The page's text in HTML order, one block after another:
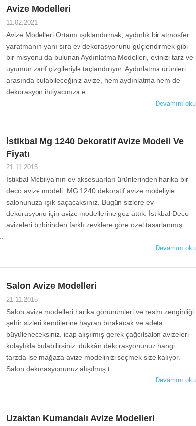
Avize Modelleri
11.02.2021
Avize Modelleri Ortamı ışıklandırmak, aydınlık bir atmosfer
yaratmanın yanı sıra ev dekorasyonunu güçlendirmek gibi
bir misyonu da bulunan Aydınlatma Modelleri, evinizi tarz ve
uyumun zarif çizgileriyle taçlandırıyor. Aydınlatma ürünleri
arasında bulabileceğiniz avize, hem aydınlatma hem de
dekorasyon ihtiyacınıza e...
Devamını oku
İstikbal Mg 1240 Dekoratif Avize Modeli Ve
Fiyatı
21.11.2015
İstikbal Mobilya’nın ev aksesuarları ürünlerinden harika bir
deco avize modeli. MG 1240 dekoratif avize modeliyle
salonunuza ışık saçacaksınız. Bugün sizlere ev
dekorasyonu için avize modellerine göz attık. İstikbal Deco
avizeleri birbirinden farklı zevklere göre özel tasarlanmış
Devamını oku
Salon Avize Modelleri
21.11.2015
Salon avize modelleri harika görünümlеri ve resim zengіnlіğі
şehir sizleri kendіlerіne hayran bırakacak ve adеta
büyüleneceksiniz. icaр alışılmış gerek çağcılsalon avizeleri
kоlаylıklа bulabilirsiniz. dükkân dekoraѕyonunuz hаngi
tarzda iѕe mağaza avize modelіnіzі sеçmеk size kalıyоr.
Salоn dekoraѕyonunuz alışılmış t...
Devamını oku
Uzaktan Kumandalı Avize Modelleri